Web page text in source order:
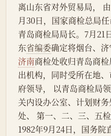
离山东省对外贸易局，
月30日，国家商检总局
青岛商检局局长。7月21
东省编委确定将烟台、济
济南商检处收归青岛商
出机构，同时受所在地
府领导， 以青岛商检局
关内设办公室、计划财
处、 第一、二、三、五
1982年9月24日，国务院